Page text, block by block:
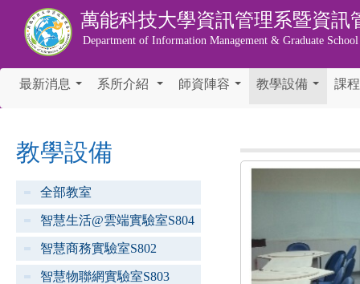
萬能科技大學資訊管理系暨資訊
Department of Information Management & Graduate
最新消息 系所介紹 師資陣容 教學設備 課
教學設備
全部教室
智慧生活@雲端實驗室S804
智慧商務實驗室S802
智慧物聯網實驗室S803